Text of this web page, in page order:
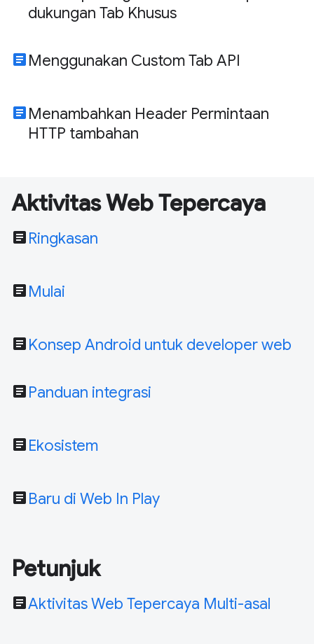
dukungan Tab Khusus
article Menggunakan Custom Tab API
article Menambahkan Header Permintaan
HTTP tambahan
Aktivitas Web Tepercaya
article Ringkasan
article Mulai
article Konsep Android untuk developer web
article Panduan integrasi
article Ekosistem
article Baru di Web In Play
Petunjuk
articleAktivitas Web Tepercaya Multi-asal